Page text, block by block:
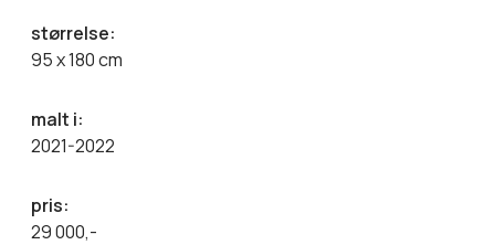
størrelse:
95 x 180 cm
malt i:
2021-2022
pris:
29 000,-